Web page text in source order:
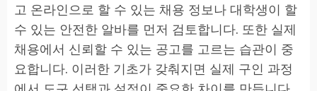
고 온라인으로 할 수 있는 채용 정보나 대학생이 할
수 있는 안전한 알바를 먼저 검토합니다. 또한 실제
채용에서 신뢰할 수 있는 공고를 고르는 습관이 중
요합니다. 이러한 기초가 갖춰지면 실제 구인 과정